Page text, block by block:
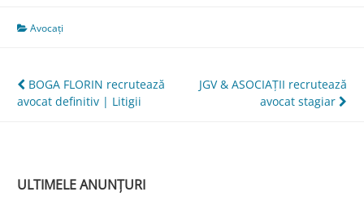
Avocați
Navigare
în
BOGA FLORIN recrutează
avocat definitiv | Litigii
JGV & ASOCIAŢII recrutează
avocat stagiar
ULTIMELE ANUNȚURI